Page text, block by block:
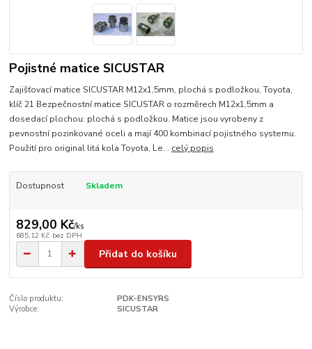
Pojistné matice SICUSTAR
Zajišťovací matice SICUSTAR M12x1,5mm, plochá s podložkou, Toyota,
klíč 21 Bezpečnostní matice SICUSTAR o rozměrech M12x1,5mm a
dosedací plochou: plochá s podložkou. Matice jsou vyrobeny z
pevnostní pozinkované oceli a mají 400 kombinací pojistného systemu.
Použití pro original litá kola Toyota, Le... celý popis
Dostupnost Skladem
829,00 Kč/ks
685,12 Kč bez DPH
Přidat do košíku
Číslo produktu:
PDK-ENSYRS
Výrobce:
SICUSTAR